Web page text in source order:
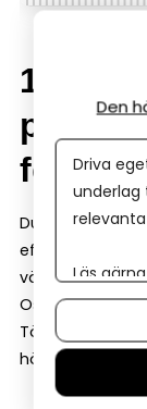
10.
per år
för att
Du kan spara
effektiv –
världens
Oscarson
Tänk om du
hälften av tiden!
Den
Driva
underlag
Läs
Om du